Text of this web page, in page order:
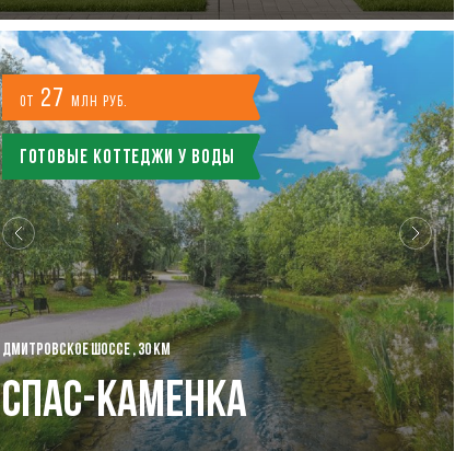
от 27 млн руб.
Готовые коттеджи у воды
ДМИТРОВСКОЕ ШОССЕ , 30 КМ
Спас-Каменка